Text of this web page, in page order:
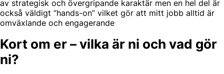
av strategisk och övergripande karaktär men en hel del är
också väldigt ”hands-on” vilket gör att mitt jobb alltid är
omväxlande och engagerande
Kort om er – vilka är ni och vad gör
ni?